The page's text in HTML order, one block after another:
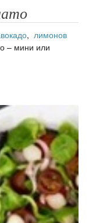
, лимонов
– мини или